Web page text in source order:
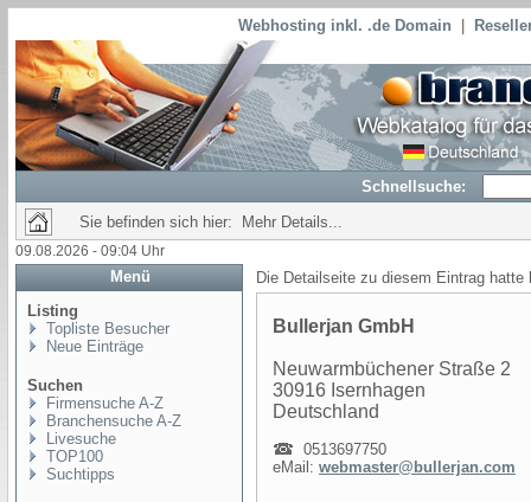
Webhosting inkl. .de Domain
Schnellsuche:
Sie befinden sich hier: Mehr Details...
09.08.2026 - 09:04 Uhr
Menü
Listing
Topliste Besucher
Neue Einträge
Suchen
Firmensuche A-Z
Branchensuche A-Z
Livesuche
TOP100
Suchtipps
Die Detailseite zu diesem Eintrag
Bullerjan GmbH
Neuwarmbüchener Straße 2
30916 Isernhagen
Deutschland
0513697750
eMail: webmaster@bullerjan.com